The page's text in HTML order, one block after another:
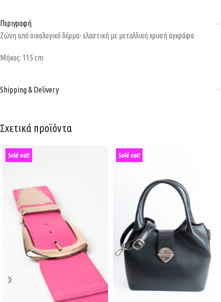
Περιγραφή
Zώνη από οικολογικό δέρμα- ελαστική με μεταλλική χρυσή αγκράφα
Μήκος: 115 cm
Shipping & Delivery
Σχετικά προϊόντα
Sold out! Sold out!